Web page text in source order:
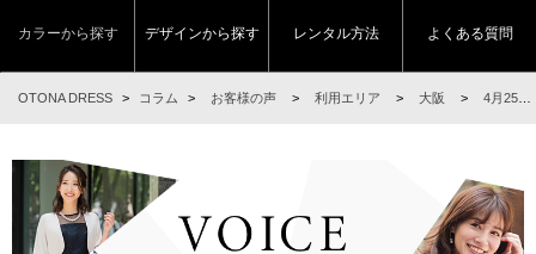
カラーから探す デザインから探す レンタル方法 よくある質問
OTONA DRESS > コラム > お客様の声 > 利用エリア > 大阪 > 4月25日 結婚式ご利用 大阪府エリア｜H1-392BE-L（ドレス単品）